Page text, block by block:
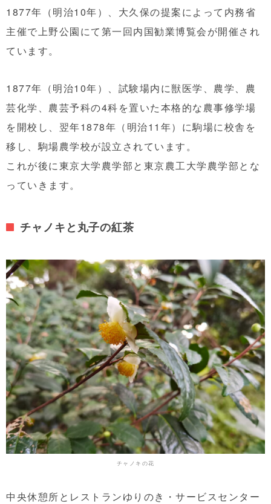
1877年（明治10年）、大久保の提案によって内務省
主催で上野公園にて第一回内国勧業博覧会が開催され
ています。
1877年（明治10年）、試験場内に獣医学、農学、農
芸化学、農芸予科の4科を置いた本格的な農事修学場
を開校し、翌年1878年（明治11年）に駒場に校舎を
移し、駒場農学校が設立されています。
これが後に東京大学農学部と東京農工大学農学部とな
っていきます。
チャノキと丸子の紅茶
チャノキの花
中央休憩所とレストランゆりのき・サービスセンター